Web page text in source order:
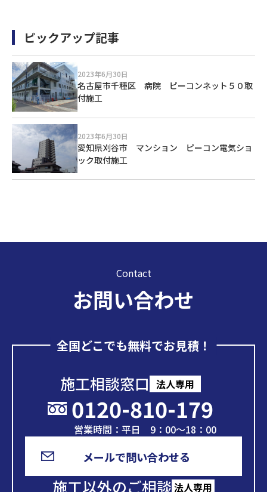
ピックアップ記事
2023年6月30日
名古屋市千種区 病院 ピーコンネット５０取
付施工
2023年6月30日
愛知県刈谷市 マンション ピーコン電気ショ
ック取付施工
Contact
お問い合わせ
全国どこでも無料でお見積！
施工相談窓口 法人専用
0120-810-179
営業時間：平日 9：00～18：00
メールで問い合わせる
施工以外のご相談 法人専用